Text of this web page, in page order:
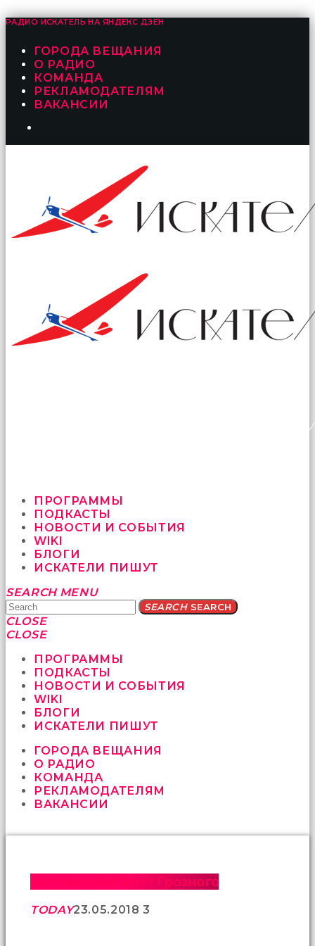
РАДИО ИСКАТЕЛЬ НА ЯНДЕКС ДЗЕН
ГОРОДА ВЕЩАНИЯ
О РАДИО
КОМАНДА
РЕКЛАМОДАТЕЛЯМ
ВАКАНСИИ
ПРОГРАММЫ
ПОДКАСТЫ
НОВОСТИ И СОБЫТИЯ
WIKI
БЛОГИ
ИСКАТЕЛИ ПИШУТ
Yatağa
bile
geçmeye
fırsat
sikici
kocalar
güzel
karıları
kanepede
sex
hikayeleri
sonunda
yüzüne
altyazılı
porno
SEARCH MENU
SEARCHSEARCH
CLOSE
CLOSE
ПРОГРАММЫ
ПОДКАСТЫ
НОВОСТИ И СОБЫТИЯ
WIKI
БЛОГИ
ИСКАТЕЛИ ПИШУТ
ГОРОДА ВЕЩАНИЯ
О РАДИО
КОМАНДА
РЕКЛАМОДАТЕЛЯМ
ВАКАНСИИ
Балтийский Флот Грозного
TODAY23.05.2018 3